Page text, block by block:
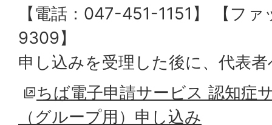
【電話：047-451-1151】 【フ
9309】
申し込みを受理した後に、代表
ちば電子申請サービス 認知症
（グループ用）申し込み